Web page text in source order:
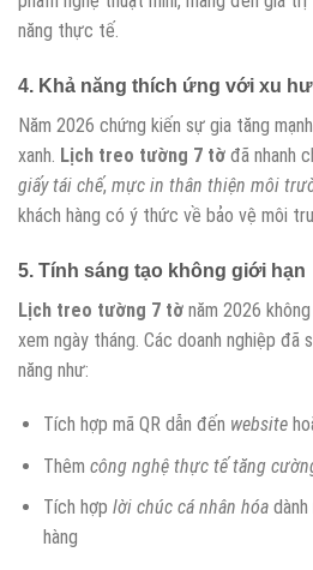
năng thực tế.
4. Khả năng thích ứng với xu
Năm 2026 chứng kiến sự gia tăng
xanh. Lịch treo tường 7 tờ đã nhanh
giấy tái chế, mực in thân thiện môi
khách hàng có ý thức về bảo vệ môi
5. Tính sáng tạo không giới hạn
Lịch treo tường 7 tờ năm 2026
xem ngày tháng. Các doanh nghiệp đã
năng như:
Tích hợp mã QR dẫn đến website
Thêm công nghệ thực tế tăng
Tích hợp lời chúc cá nhân hóadành
hàng